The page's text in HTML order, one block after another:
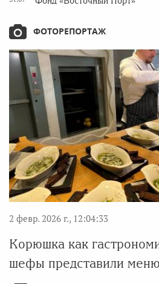
ФОТОРЕПОРТАЖ
2 февр. 2026 г., 12:04:33
Корюшка как
шефы представили